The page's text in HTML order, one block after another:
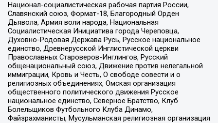
Национал-социалистическая рабочая партия России,
Славянский союз, Формат-18, Благородный Орден
Дьявола, Армия воли народа, Национальная
Социалистическая Инициатива города Череповца,
Духовно-Родовая Держава Русь, Русское национальное
единство, Древнерусской Инглистической церкви
Православных Староверов-Инглингов, Русский
общенациональный союз, Движение против нелегальной
иммиграции, Кровь и Честь, О свободе совести и о
религиозных объединениях, Омская организация
общественного политического движения Русское
национальное единство, Северное Братство, Клуб
Болельщиков Футбольного Клуба Динамо,
Файзрахманисты, Мусульманская религиозная организация